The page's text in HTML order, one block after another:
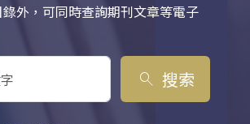
外，可同時查詢期刊文章等電子
search 搜索